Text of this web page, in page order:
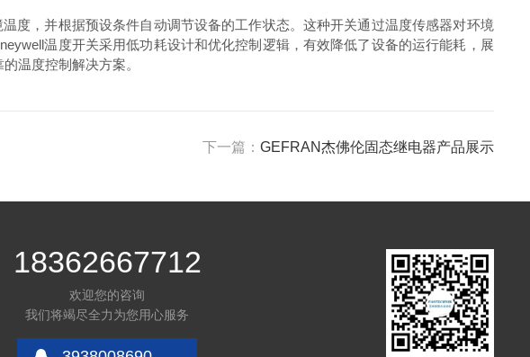
度，并根据预设条件自动调节设备的工作状态。这种开关通过温度传感器对环境
温度开关采用低功耗设计和优化控制逻辑，有效降低了设备的运行能耗，展
温度控制解决方案。
下一篇： GEFRAN杰佛伦固态继电器产品展示
18362667712
欢迎您的咨询
我们将竭尽全力为您用心服务